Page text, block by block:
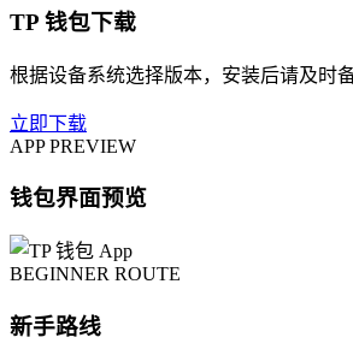
TP 钱包下载
根据设备系统选择版本，安装后请及时
立即下载
APP PREVIEW
钱包界面预览
BEGINNER ROUTE
新手路线